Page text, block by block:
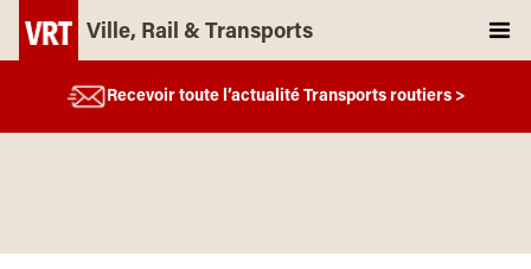
Ville, Rail & Transports
Recevoir toute l’actualité Transports routiers >